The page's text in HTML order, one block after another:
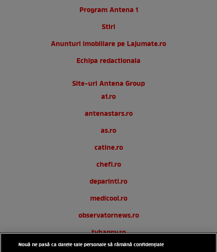
Program Antena 1
Stiri
Anunturi imobiliare pe Lajumate.ro
Echipa redactionala
Site-uri Antena Group
a1.ro
antenastars.ro
as.ro
catine.ro
chefi.ro
deparinti.ro
medicool.ro
observatornews.ro
tvhappy.ro
Nouă ne pasă ca datele tale personale să rămână confidențiale